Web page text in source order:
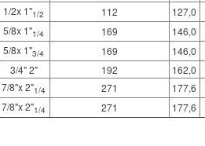
1/2x 1"1/2 112 127,0
5/8x 1"1/4 169 146,0
5/8x 1"3/4 169 146,0
3/4" 2" 192 162,0
7/8"x 2"1/4 271 177,6
7/8"x 2"1/4 271 177,6